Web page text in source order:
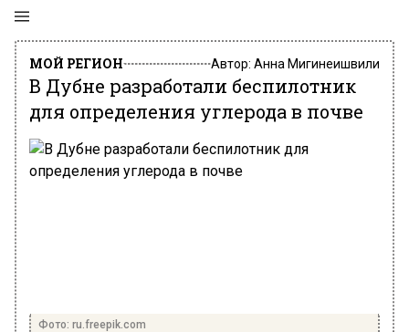
МОЙ РЕГИОН Автор: Анна Мигинеишвили
В Дубне разработали беспилотник
для определения углерода в почве
Фото: ru.freepik.com